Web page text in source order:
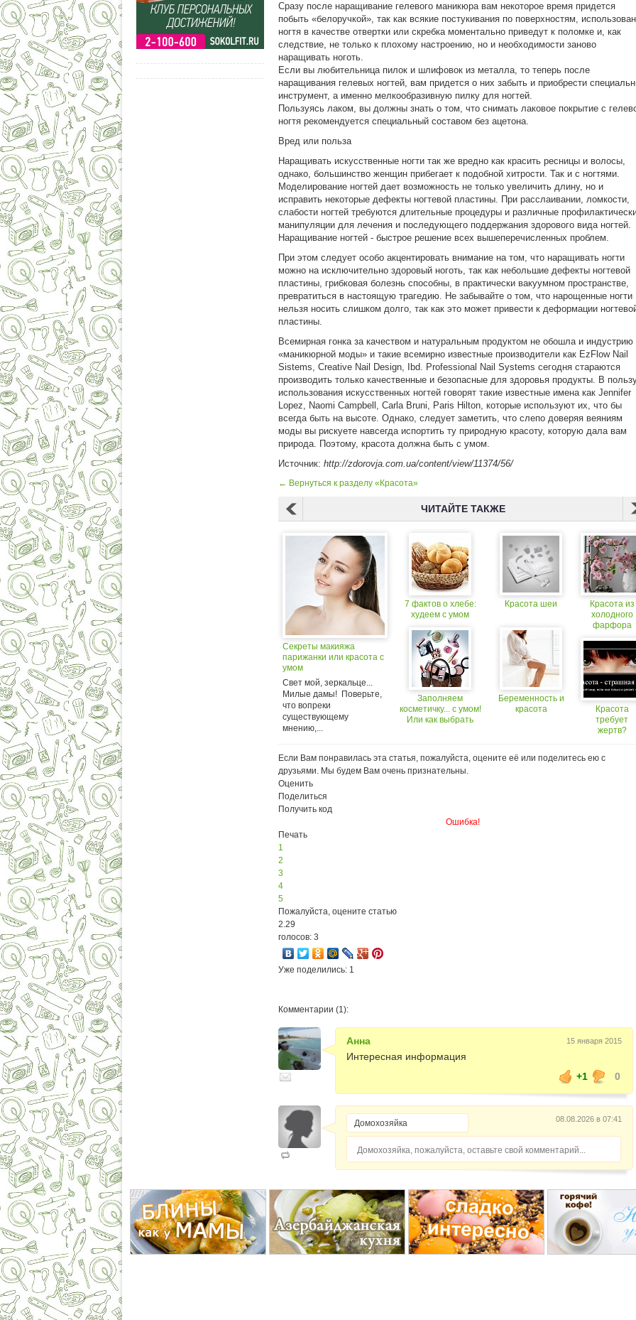
Сразу после наращивание гелевого маникюра вам некоторое время придется
побыть «белоручкой», так как всякие постукивания по поверхностям,
ногтя в качестве отвертки или скребка моментально приведут к поломке и, как
следствие, не только к плохому настроению, но и необходимости заново
наращивать ноготь.
Если вы любительница пилок и шлифовок из металла, то теперь после
наращивания гелевых ногтей, вам придется о них забыть и приобрести
инструмент, а именно мелкообразивную пилку для ногтей.
Пользуясь лаком, вы должны знать о том, что снимать лаковое покрытие с
ногтя рекомендуется специальный составом без ацетона.
Вред или польза
Наращивать искусственные ногти так же вредно как красить ресницы и волосы,
однако, большинство женщин прибегает к подобной хитрости. Так и с ногтями.
Моделирование ногтей дает возможность не только увеличить длину, но и
исправить некоторые дефекты ногтевой пластины. При расслаивании, ломкости,
слабости ногтей требуются длительные процедуры и различные
манипуляции для лечения и последующего поддержания здорового вида ногтей.
Наращивание ногтей - быстрое решение всех вышеперечисленных проблем.
При этом следует особо акцентировать внимание на том, что наращивать ногти
можно на исключительно здоровый ноготь, так как небольшие дефекты ногтевой
пластины, грибковая болезнь способны, в практически вакуумном пространстве,
превратиться в настоящую трагедию. Не забывайте о том, что нарощенные ногти
нельзя носить слишком долго, так как это может привести к деформации
пластины.
Всемирная гонка за качеством и натуральным продуктом не обошла и индустрию
«маникюрной моды» и такие всемирно известные производители как EzFlow Nail
Sistems, Creative Nail Design, Ibd. Professional Nail Systems сегодня стараются
производить только качественные и безопасные для здоровья продукты. В
использования искусственных ногтей говорят такие известные имена как Jennifer
Lopez, Naomi Campbell, Carla Bruni, Paris Hilton, которые используют их, что бы
всегда быть на высоте. Однако, следует заметить, что слепо доверяя веяниям
моды вы рискуете навсегда испортить ту природную красоту, которую дала вам
природа. Поэтому, красота должна быть с умом.
Источник: http://zdorovja.com.ua/content/view/11374/56/
← Вернуться к разделу «Красота»
ЧИТАЙТЕ ТАКЖЕ
Секреты макияжа
парижанки или красота с
умом
Свет мой, зеркальце...
Милые дамы! Поверьте,
что вопреки
существующему
мнению,...
7 фактов о хлебе:
худеем с умом
Заполняем
косметичку... с умом!
Или как выбрать
Красота шеи
Беременность и
красота
Красота из
холодного
фарфора
Красота
требует
жертв?
Если Вам понравилась эта статья, пожалуйста, оцените её или поделитесь ею с
друзьями. Мы будем Вам очень признательны.
Оценить
Поделиться
Получить код
Ошибка!
Печать
1
2
3
4
5
Пожалуйста, оцените статью
2.29
голосов: 3
Уже поделились: 1
Комментарии (1):
Анна 15 января 2015
Интересная информация
+1
0
08.08.2026 в 07:41
Домохозяйка, пожалуйста, оставьте свой комментарий...